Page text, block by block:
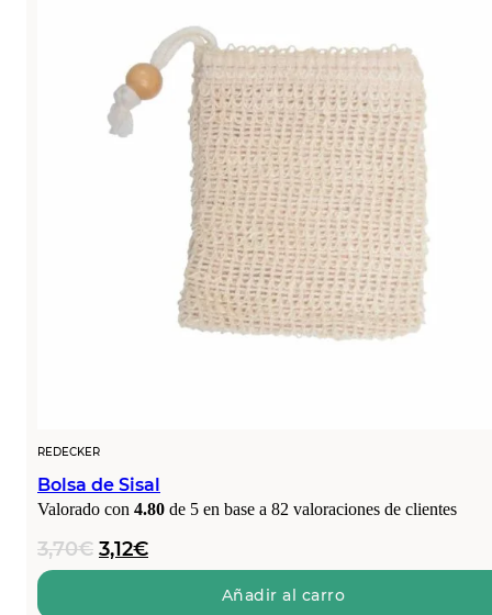
REDECKER
Bolsa de Sisal
Valorado con 4.80 de 5 en base a 82 valoraciones de clientes
3,70€ El
precio
3,12€El
precio
Añadir al carro